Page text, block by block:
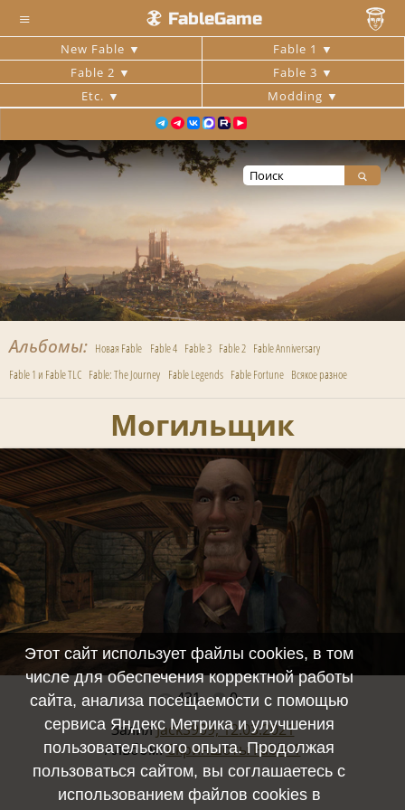
≡ FableGame
New Fable
Fable 1
Fable 2
Fable 3
Etc.
Modding
Альбомы Новая Fable Fable 4 Fable 3 Fable 2 Fable Anniversary
Fable 1 и Fable TLC Fable: The Journey Fable Legends Fable Fortune Всякое разное
Могильщик
Полный размер -1920x1080/ 145.7Kb
431
0
ЗалилJackS909, 12.03.2021
Альбом:Скриншоты Fable 1
Этот сайт использует файлы cookies, в том
числе для обеспечения корректной работы
сайта, анализа посещаемости с помощью
сервиса Яндекс Метрика и улучшения
пользовательского опыта. Продолжая
пользоваться сайтом, вы соглашаетесь с
использованием файлов cookies в